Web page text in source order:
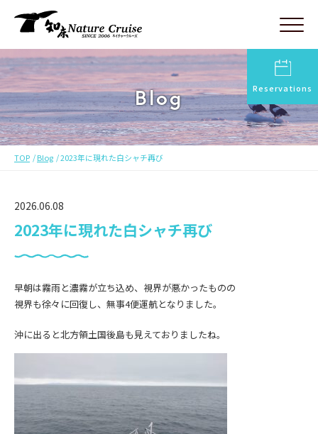
Reservations
Blog
TOP Blog 2023年に現れた白シャチ再び
2026.06.08
2023年に現れた白シャチ再び
早朝は霧雨と濃霧が立ち込め、視界が悪かったものの
視界も徐々に回復し、無事4便運航となりました。
沖に出ると北方領土国後島も見えておりましたね。